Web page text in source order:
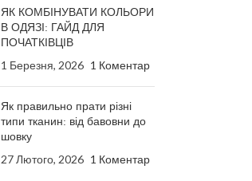
ЯК КОМБІНУВАТИ КОЛЬОРИ
В ОДЯЗІ: ГАЙД ДЛЯ
ПОЧАТКІВЦІВ
1 Березня, 2026 1 Коментар
Як правильно прати різні
типи тканин: від бавовни до
шовку
27 Лютого, 2026 1 Коментар